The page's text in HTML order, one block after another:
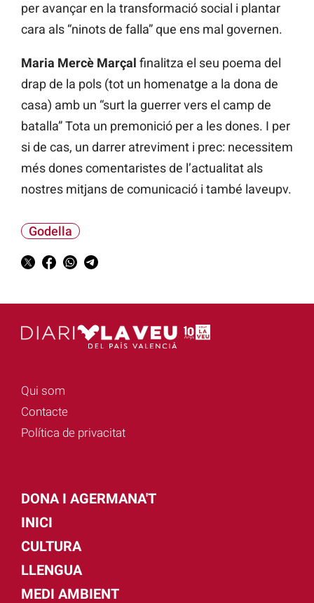
per avançar en la transformació social i plantar
cara als “ninots de falla” que ens mal governen.
Maria Mercè Marçal finalitza el seu poema del
drap de la pols (tot un homenatge a la dona de
casa) amb un “surt la guerrer vers el camp de
batalla” Tota un premonició per a les dones. I per
si de cas, un darrer atreviment i prec: necessitem
més dones comentaristes de l’actualitat als
nostres mitjans de comunicació i també laveupv.
Godella
Qui som
Contacte
Política de privacitat
DONA I AGERMANA'T
INICI
CULTURA
LLENGUA
MEDI AMBIENT